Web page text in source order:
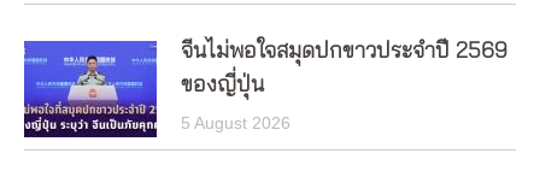
จีนไม่พอใจสมุดปกขาวประจำปี 2569
ของญี่ปุ่น
5 August 2026